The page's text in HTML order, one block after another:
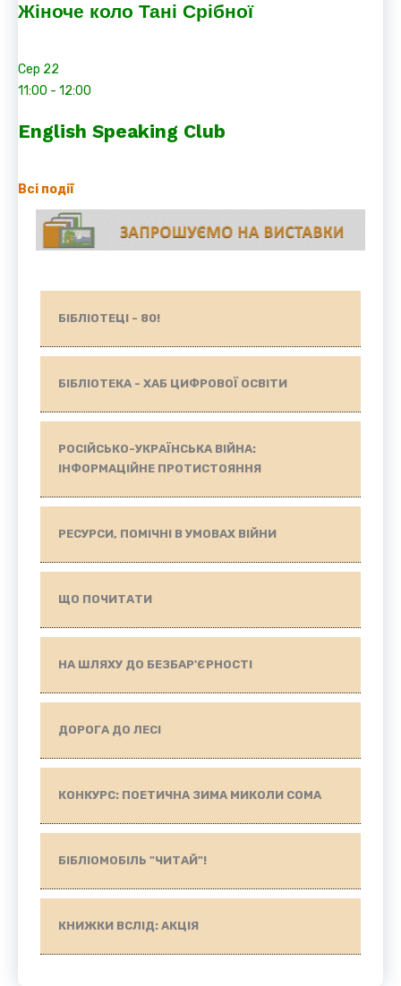
Жіноче коло Тані Срібної
Сер 22
11:00 - 12:00
English Speaking Club
Всі події
БІБЛІОТЕЦІ - 80!
БІБЛІОТЕКА - ХАБ ЦИФРОВОЇ ОСВІТИ
РОСІЙСЬКО-УКРАЇНСЬКА ВІЙНА:
ІНФОРМАЦІЙНЕ ПРОТИСТОЯННЯ
РЕСУРСИ, ПОМІЧНІ В УМОВАХ ВІЙНИ
ЩО ПОЧИТАТИ
НА ШЛЯХУ ДО БЕЗБАР'ЄРНОСТІ
ДОРОГА ДО ЛЕСІ
КОНКУРС: ПОЕТИЧНА ЗИМА МИКОЛИ СОМА
БІБЛІОМОБІЛЬ "ЧИТАЙ"!
КНИЖКИ ВСЛІД: АКЦІЯ